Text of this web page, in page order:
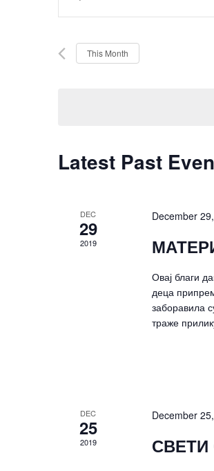
Search
Views
Navigation
for
Events
This Month
Latest Past
DEC
29
2019
December
Овај благи
деца
заборавила
траже
DEC
25
2019
December